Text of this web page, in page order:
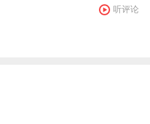
听评论